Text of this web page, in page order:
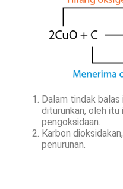
Dalam tindak balas
diturunkan, oleh itu
pengoksidaan.
Karbon
penurunan.